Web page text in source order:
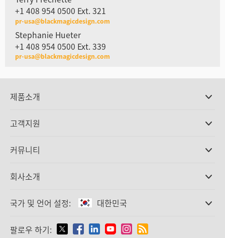
+1 408 954 0500 Ext. 321
pr-usa@blackmagicdesign.com
Stephanie Hueter
+1 408 954 0500 Ext. 339
pr-usa@blackmagicdesign.com
제품소개
DaVinci Resolve와 Fusion 소프트웨어
Ultimatte
캡쳐 및 재생
표준 변환
네트워크 스토리지
고객지원
고객지원 센터
커뮤니티
회사소개
회사 소개
미디어
국가 및 언어 설정: 대한민국
국가 및 언어를 설정하세요
팔로우 하기: